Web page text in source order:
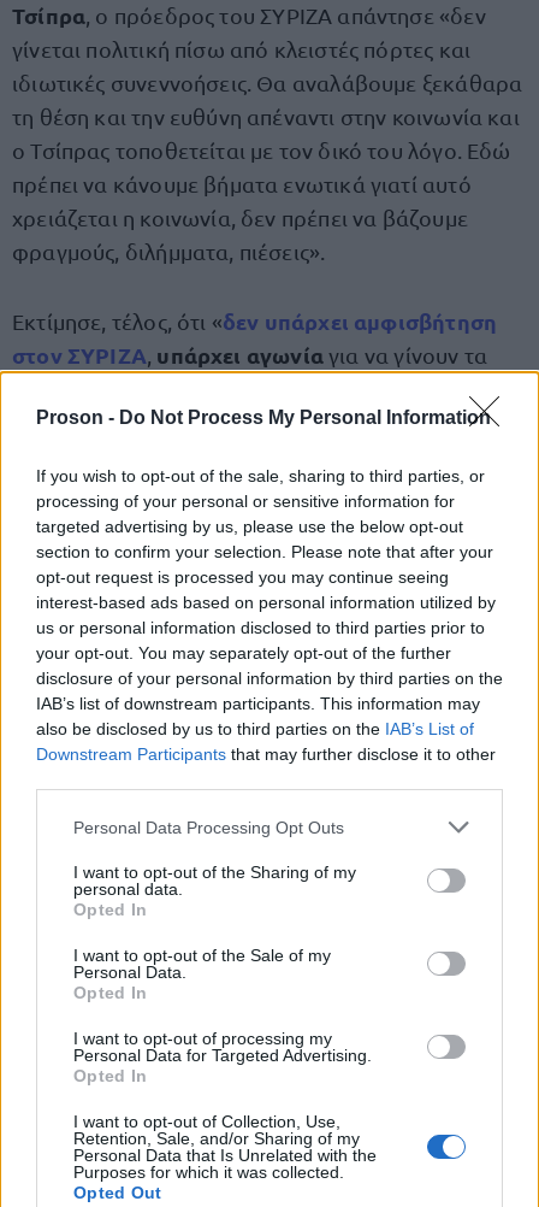
Proson - Do Not Process My Personal Information
If you wish to opt-out of the sale, sharing to third parties, or
processing of your personal or sensitive information for
targeted advertising by us, please use the below opt-out
section to confirm your selection. Please note that after your
opt-out request is processed you may continue seeing
interest-based ads based on personal information utilized by
us or personal information disclosed to third parties prior to
your opt-out. You may separately opt-out of the further
disclosure of your personal information by third parties on the
IAB’s list of downstream participants. This information may
also be disclosed by us to third parties on the IAB’s List of
Downstream Participants that may further disclose it to other
Please note that this website/app uses one or more Google
not limited to your visit or usage behaviour. You may click to
grant or deny consent to Google and its third-party tags to
use your data for below specified purposes in below Google
consent section.
Personal Data Processing Opt Outs
I want to opt-out of the Sharing of my
personal data.
Opted In
I want to opt-out of the Sale of my
Personal Data.
Opted In
I want to opt-out of processing my
Personal Data for Targeted Advertising.
Opted In
I want to opt-out of Collection, Use,
Retention, Sale, and/or Sharing of my
Personal Data that Is Unrelated with the
Purposes for which it was collected.
Opted Out
Τσίπρα , ο πρόεδρος του ΣΥΡΙΖΑ απάντησε «δεν
γίνεται πολιτική πίσω από κλειστές πόρτες και
ιδιωτικές συνεννοήσεις. Θα αναλάβουμε ξεκάθαρα
τη θέση και την ευθύνη απέναντι στην κοινωνία και
ο Τσίπρας τοποθετείται με τον δικό του λόγο. Εδώ
πρέπει να κάνουμε βήματα ενωτικά γιατί αυτό
χρειάζεται η κοινωνία, δεν πρέπει να βάζουμε
φραγμούς, διλήμματα, πιέσεις».
Εκτίμησε, τέλος, ότι «δεν υπάρχει αμφισβήτηση
στον ΣΥΡΙΖΑ υπάρχει αγωνίαγια να γίνουν τα
«δεν θα αφήσω την κατάσταση να μείνει σε ένα
ξεκαθάρισε για τον Παύλο Πολάκη ότι «δεν
υπαρχει να κάνω πίσω στην κρίση μου ότι ήταν
απαράδεκτη συμπεριφορά».
Δείτε το σχετικόβίντεο:
ΑΣΕΠ: Πιστοποίηση Αγγλικών σε
μόνο 2 ημέρες στα χέρια σας
ΑΣΕΠ: Εξ αποστάσεως η πιο Εύκολη
Πιστοποίηση Υπολογιστών σε 2
μέρες
Μάθε πρώτος όλες τις σημαντικές